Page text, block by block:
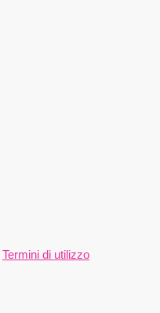
Termini di utilizzo